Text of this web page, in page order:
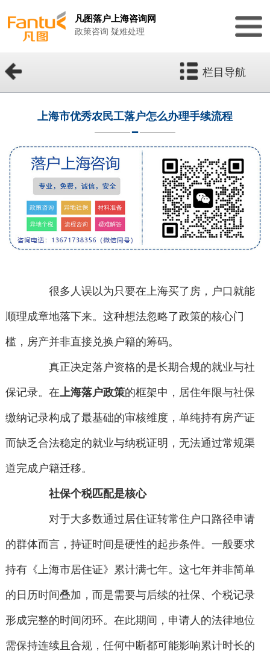
凡图落户上海咨询网
政策咨询 疑难处理
栏目导航
上海市优秀农民工落户怎么办理手续流程
很多人误以为只要在上海买了房，户口就能
顺理成章地落下来。这种想法忽略了政策的核心门
槛，房产并非直接兑换户籍的筹码。
真正决定落户资格的是长期合规的就业与社
保记录。在上海落户政策的框架中，居住年限与社保
缴纳记录构成了最基础的审核维度，单纯持有房产证
而缺乏合法稳定的就业与纳税证明，无法通过常规渠
道完成户籍迁移。
社保个税匹配是核心
对于大多数通过居住证转常住户口路径申请
的群体而言，持证时间是硬性的起步条件。一般要求
持有《上海市居住证》累计满七年。这七年并非简单
的日历时间叠加，而是需要与后续的社保、个税记录
形成完整的时间闭环。在此期间，申请人的法律地位
需保持连续且合规，任何中断都可能影响累计时长的